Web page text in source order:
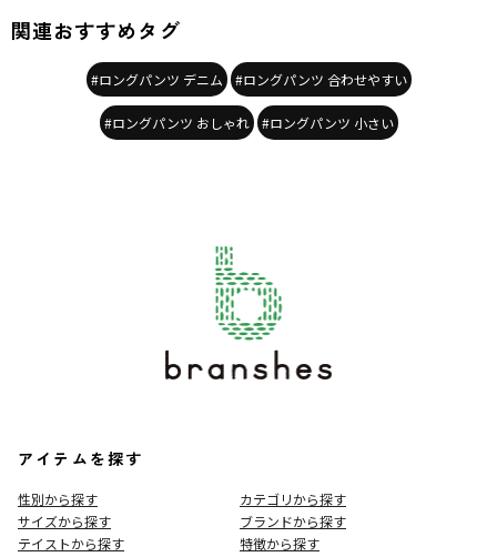
関連おすすめタグ
#ロングパンツ デニム #ロングパンツ 合わせやすい
#ロングパンツ おしゃれ #ロングパンツ 小さい
アイテムを探す
性別から探す
カテゴリから探す
サイズから探す
ブランドから探す
テイストから探す
特徴から探す